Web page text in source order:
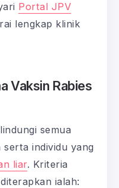
Portal JPV
lengkap klinik
Vaksin Rabies
semua
individu yang
liar. Kriteria
ialah: